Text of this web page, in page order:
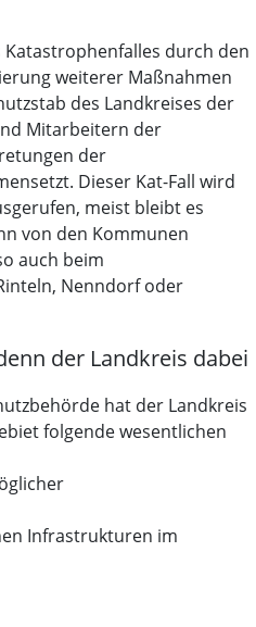
durch den
weiterer Maßnahmen
des Landkreises der
Mitarbeitern der
der
Dieser Kat-Fall wird
meist bleibt es
von den Kommunen
auch beim
Nenndorf oder
der Landkreis dabei
hat der Landkreis
folgende wesentlichen
Infrastrukturen im